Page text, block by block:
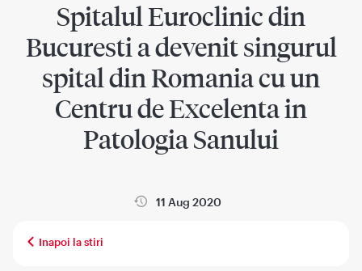
Spitalul Euroclinic din
Bucuresti a devenit singurul
spital din Romania cu un
Centru de Excelenta in
Patologia Sanului
11 Aug 2020
Inapoi la stiri